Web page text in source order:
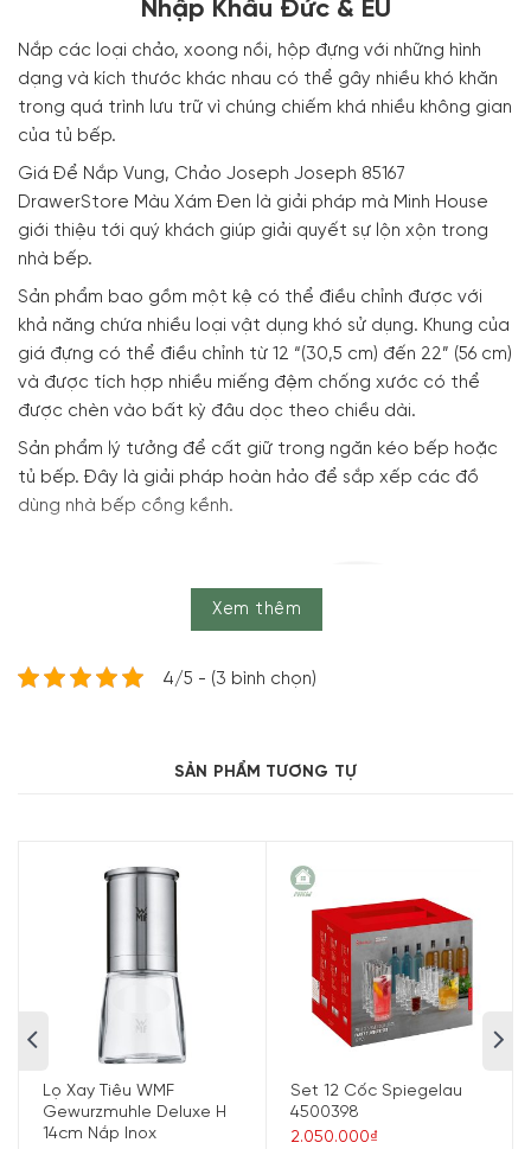
Nhập Khẩu Đức & EU
Nắp các loại chảo, xoong nồi, hộp đựng với những hình
dạng và kích thước khác nhau có thể gây nhiều khó khăn
trong quá trình lưu trữ vì chúng chiếm khá nhiều không gian
của tủ bếp.
Giá Để Nắp Vung, Chảo Joseph Joseph 85167
DrawerStore Màu Xám Đen là giải pháp mà Minh House
giới thiệu tới quý khách giúp giải quyết sự lộn xộn trong
nhà bếp.
Sản phẩm bao gồm một kệ có thể điều chỉnh được với
khả năng chứa nhiều loại vật dụng khó sử dụng. Khung của
giá đựng có thể điều chỉnh từ 12 “(30,5 cm) đến 22” (56 cm)
và được tích hợp nhiều miếng đệm chống xước có thể
được chèn vào bất kỳ đâu dọc theo chiều dài.
Sản phẩm lý tưởng để cất giữ trong ngăn kéo bếp hoặc
tủ bếp. Đây là giải pháp hoàn hảo để sắp xếp các đồ
dùng nhà bếp cồng kềnh.
Đặc điểm, tính năng của Giá Để Nắp Vung,
Chảo Joseph Joseph 85167 DrawerStore
Xem thêm
4/5 - (3 bình chọn)
SẢN PHẨM TƯƠNG TỰ
Lọ Xay Tiêu WMF
Gewurzmuhle Deluxe H
14cm Nắp Inox
Set 12 Cốc Spiegelau
4500398
2.050.000₫